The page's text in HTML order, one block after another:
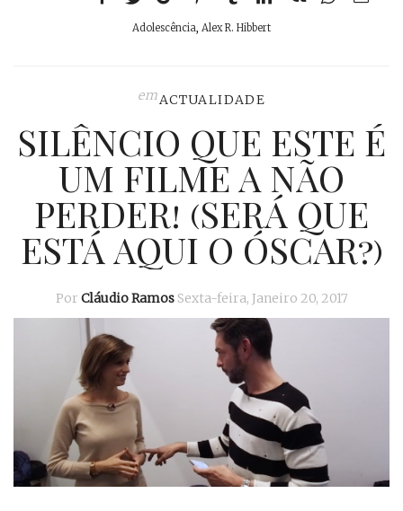
Adolescência Alex R. Hibbert
emACTUALIDADE
SILÊNCIO QUE ESTE É
UM FILME A NÃO
PERDER! (SERÁ QUE
ESTÁ AQUI O ÓSCAR?)
Por Cláudio Ramos Sexta-feira, Janeiro 20, 2017